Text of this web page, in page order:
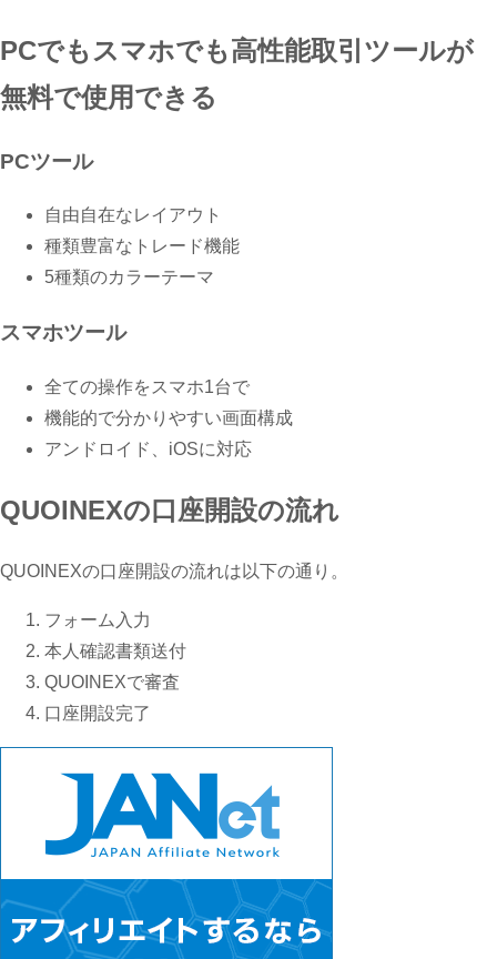
PCでもスマホでも高性能取引ツールが
無料で使用できる
PCツール
自由自在なレイアウト
種類豊富なトレード機能
5種類のカラーテーマ
スマホツール
全ての操作をスマホ1台で
機能的で分かりやすい画面構成
アンドロイド、iOSに対応
QUOINEXの口座開設の流れ
QUOINEXの口座開設の流れは以下の通り。
フォーム入力
本人確認書類送付
QUOINEXで審査
口座開設完了